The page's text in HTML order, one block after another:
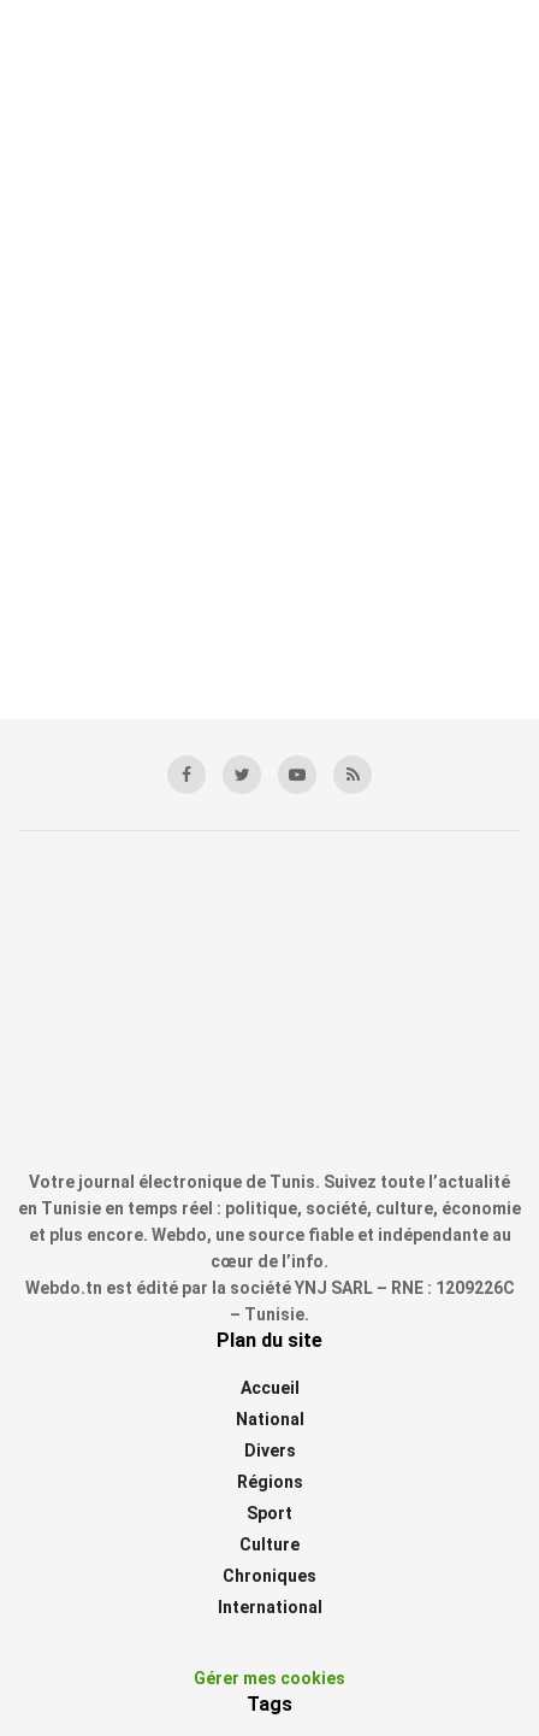
Votre journal électronique de Tunis. Suivez toute l’actualité
en Tunisie en temps réel : politique, société, culture, économie
et plus encore. Webdo, une source fiable et indépendante au
cœur de l’info.
Webdo.tn est édité par la société YNJ SARL – RNE : 1209226C
– Tunisie.
Plan du site
Accueil
National
Divers
Régions
Sport
Culture
Chroniques
International
Gérer mes cookies
Tags